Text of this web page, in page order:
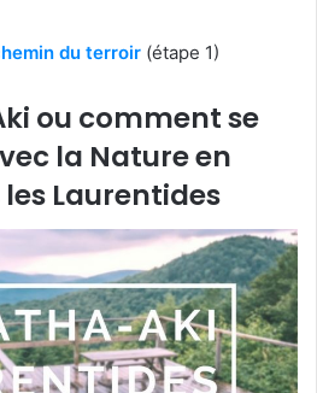
du terroir(étape 1)
ou comment se
la Nature en
Laurentides